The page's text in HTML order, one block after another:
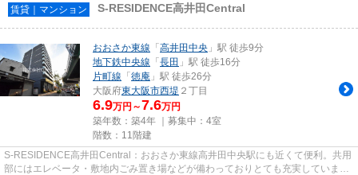
賃貸｜マンション S-RESIDENCE高井田Central
おおさか東線 「高井田中央 」駅 徒歩9分
地下鉄中央線 「長田 」駅 徒歩16分
片町線 「徳庵 」駅 徒歩26分
大阪府東大阪市西堤 ２丁目
6.9万円～7.6万円
築年数：築4年 ｜募集中： 4室
階数：11階建
S-RESIDENCE高井田Central：おおさか東線高井田中央駅にも近くて便利。共用
部にはエレベータ・敷地内ごみ置き場などが備わっておりとても充実していま